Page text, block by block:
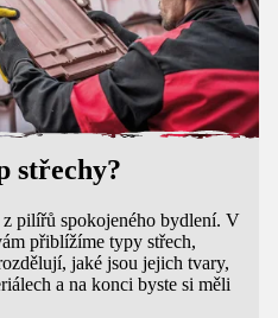
střechy?
z pilířů spokojeného bydlení. V
přiblížíme typy střech,
jaké jsou jejich tvary,
a na konci byste si měli